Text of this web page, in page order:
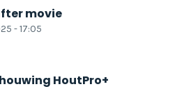
movie
- 17:05
HoutPro+